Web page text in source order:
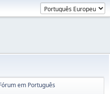
em Português